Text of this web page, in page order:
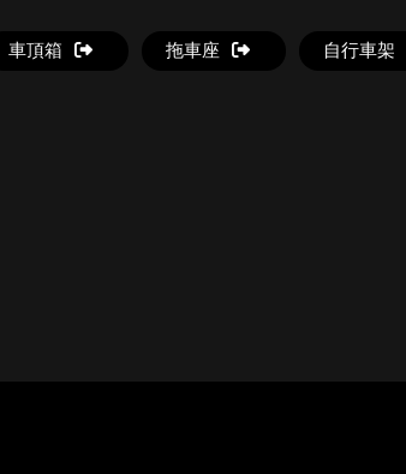
車頂箱 拖車座 自行車架